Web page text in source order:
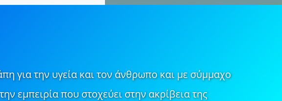
για την υγεία και τον άνθρωπο και με σύμμαχο
εμπειρία που στοχεύει στην ακρίβεια της